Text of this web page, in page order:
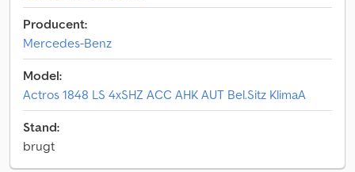
Producent:
Mercedes-Benz
Model:
Actros 1848 LS 4xSHZ ACC AHK AUT Bel.Sitz KlimaA
Stand:
brugt